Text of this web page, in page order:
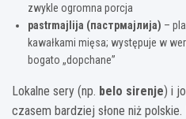
zwykle ogromna porcja
pastrmajlija (пастрмајлија) –
kawałkami mięsa; występuje w
bogato „dopchane”
Lokalne sery (np. belo sirenje) i
czasem bardziej słone niż